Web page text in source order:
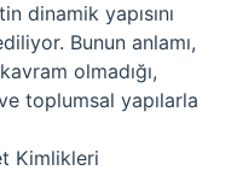
dinamik yapısını
Bunun anlamı,
olmadığı,
toplumsal yapılarla
Kimlikleri